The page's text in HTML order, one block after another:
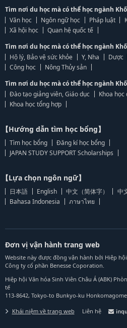
Tìm nơi du học mà có thể học ngành
Văn học
Ngôn ngữ học Pháp luật
Xã hội học
Quan hệ quốc tế
Tìm nơi du học mà có thể học ngành
Hộ lý, Bảo vệ sức khỏe
Y, Nha Dược
Công học
Nông Thủy sản
Tìm nơi du học mà có thể học ngành
Đào tạo giảng viên, Giáo dục
Khoa học
Khoa học tổng hợp
【Hướng dẫn tìm học bổng】
Tìm học bổng
Đăng kí học bổng
JAPAN STUDY SUPPORT Scholarships
【Lựa chọn ngôn ngữ】
日本語 English 中文（简体字） 中
Bahasa Indonesia
ภาษาไทย
Đơn vị vận hành trang web
Website này được đồng vận hành bởi Hiệp
Công ty cổ phần Benesse Coporation.
Hiệp hội Văn hóa Sinh Viên Châu Á (ABK)
tế
113-8642, Tokyo-to Bunkyo-ku
Khái niệm về trang web Liên hệ